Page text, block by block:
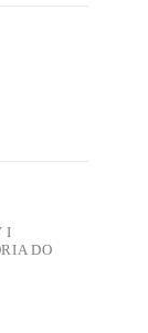
I
DO